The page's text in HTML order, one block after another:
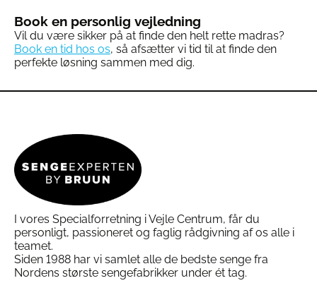
Book en personlig vejledning
Vil du være sikker på at finde den helt rette madras?
Book en tid hos os, så afsætter vi tid til at finde den
perfekte løsning sammen med dig.
I vores Specialforretning i Vejle Centrum, får du
personligt, passioneret og faglig rådgivning af os alle i
teamet.
Siden 1988 har vi samlet alle de bedste senge fra
Nordens største sengefabrikker under ét tag.